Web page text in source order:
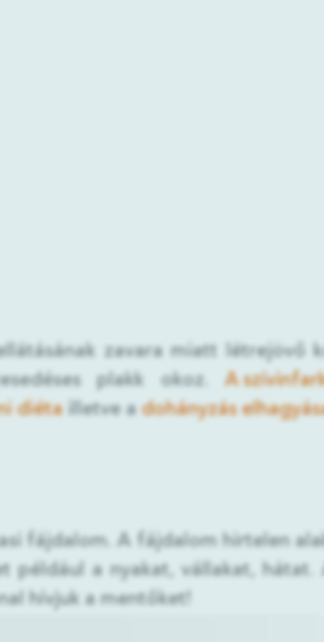
zavara miatt létrejövő
plakk okoz.A
diétailletve adohányzás
fájdalom. A fájdalom hirtelen
a nyakat, vállakat, hátat.
hívjuk a mentőket!